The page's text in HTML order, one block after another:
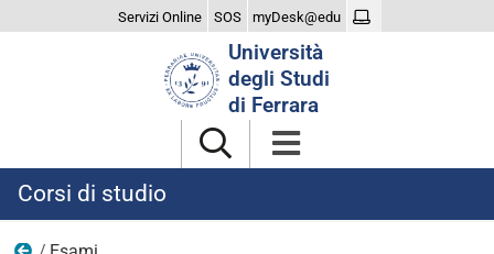
Servizi Online SOS myDesk@edu
Università
degli Studi
di Ferrara
Corsi di studio